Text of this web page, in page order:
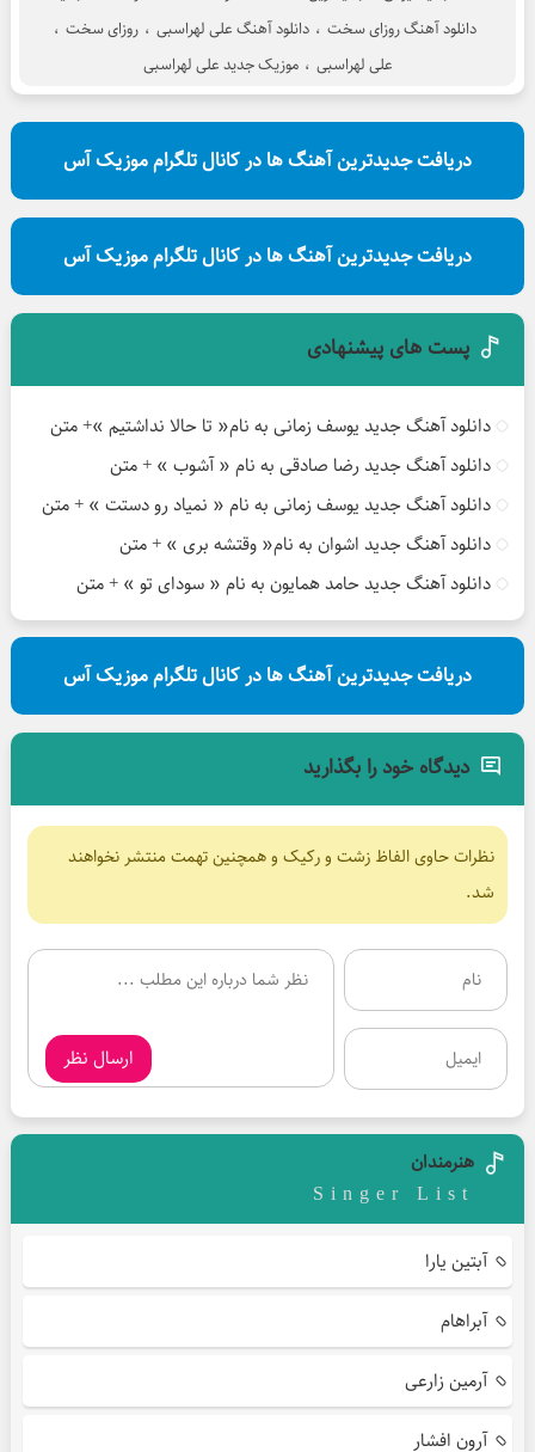
دانلود آهنگ روزای سخت ، دانلود آهنگ علی لهراسبی ، روزای سخت ،
علی لهراسبی ، موزیک جدید علی لهراسبی
دریافت جدیدترین آهنگ ها در کانال تلگرام موزیک آس
دریافت جدیدترین آهنگ ها در کانال تلگرام موزیک آس
پست های پیشنهادی
دانلود آهنگ جدید یوسف زمانی به نام« تا حالا نداشتیم »+ متن
دانلود آهنگ جدید رضا صادقی به نام « آشوب » + متن
دانلود آهنگ جدید یوسف زمانی به نام « نمیاد رو دستت » + متن
دانلود آهنگ جدید اشوان به نام« وقتشه بری » + متن
دانلود آهنگ جدید حامد همایون به نام « سودای تو » + متن
دریافت جدیدترین آهنگ ها در کانال تلگرام موزیک آس
دیدگاه خود را بگذارید
نظرات حاوی الفاظ زشت و رکیک و همچنین تهمت منتشر نخواهند
شد.
ارسال نظر
هنرمندان
Singer List
آبتین یارا
آبراهام
آرمین زارعی
آرون افشار